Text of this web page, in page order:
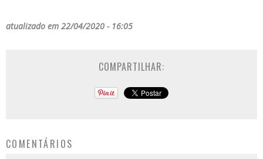
atualizado em 22/04/2020 - 16:05
COMPARTILHAR:
COMENTÁRIOS